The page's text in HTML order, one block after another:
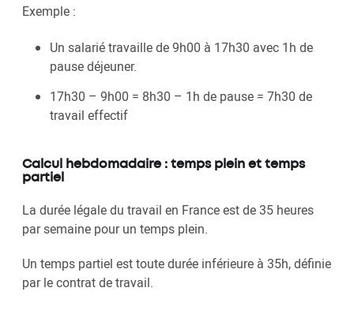
Exemple :
Un salarié travaille de 9h00 à 17h30 avec 1h de
pause déjeuner.
17h30 – 9h00 = 8h30 – 1h de pause = 7h30 de
travail effectif
Calcul hebdomadaire : temps plein et temps
partiel
La durée légale du travail en France est de 35 heures
par semaine pour un temps plein.
Un temps partiel est toute durée inférieure à 35h, définie
par le contrat de travail.